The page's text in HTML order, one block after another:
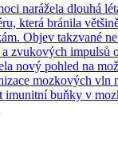
narážela dlouhá
která bránila
Objev takzvané
zvukových impulsů
nový pohled na
mozkových vln
imunitní buňky v